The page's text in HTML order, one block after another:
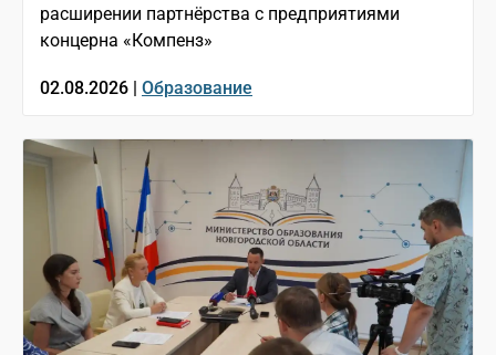
расширении партнёрства с предприятиями
концерна «Компенз»
02.08.2026 | Образование